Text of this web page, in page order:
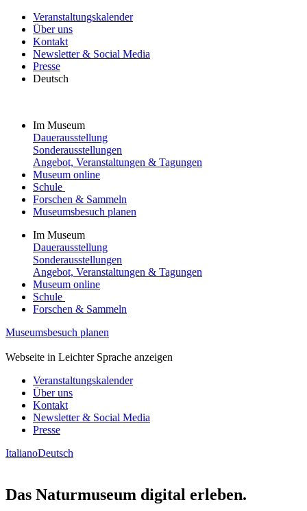
Veranstaltungskalender
Über uns
Kontakt
Newsletter & Social Media
Presse
Deutsch
Im Museum
Dauerausstellung
Sonderausstellungen
Angebot, Veranstaltungen & Tagungen
Museum online
Schule
Forschen & Sammeln
Museumsbesuch planen
Im Museum
Dauerausstellung
Sonderausstellungen
Angebot, Veranstaltungen & Tagungen
Museum online
Schule
Forschen & Sammeln
Museumsbesuch planen
Webseite in Leichter Sprache anzeigen
Veranstaltungskalender
Über uns
Kontakt
Newsletter & Social Media
Presse
ItalianoDeutsch
Das Naturmuseum digital erleben.